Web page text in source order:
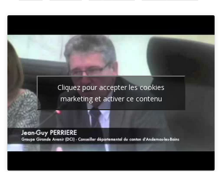
Cliquez pour accepter les cookies
marketing et activer ce contenu